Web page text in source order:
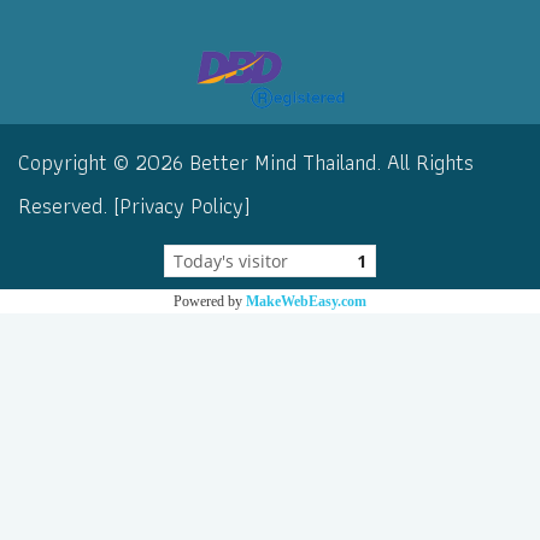
Copyright © 2026 Better Mind Thailand. All Rights
Reserved. [Privacy Policy]
Today's visitor 1
Powered by MakeWebEasy.com